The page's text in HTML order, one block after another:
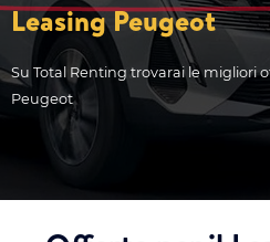
Leasing Peugeot
Su Total Renting trovarai le migliori
Peugeot